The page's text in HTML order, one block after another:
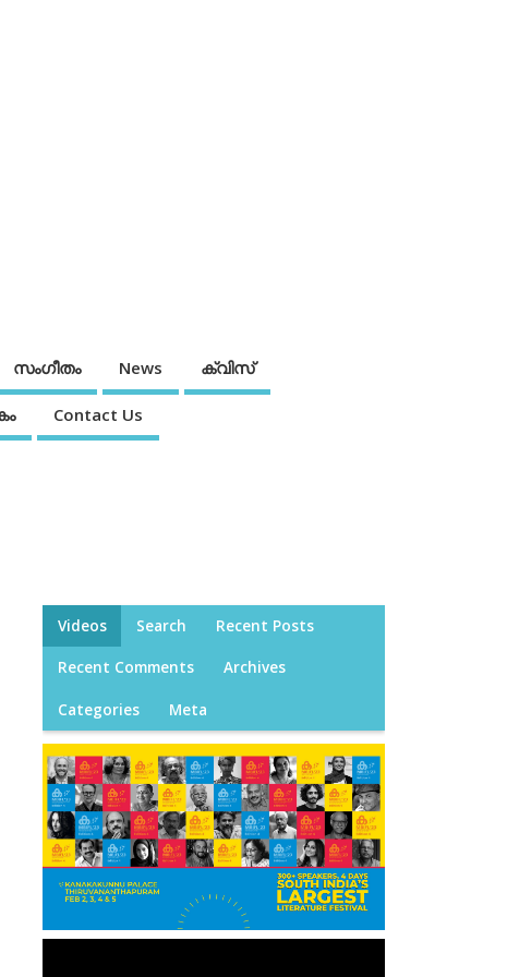
സംഗീതം News ക്വിസ്
Contact Us
Videos Search Recent Posts
Recent Comments Archives
Categories Meta